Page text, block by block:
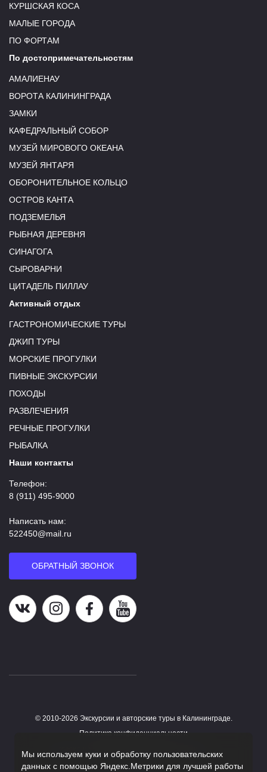
КУРШСКАЯ КОСА
МАЛЫЕ ГОРОДА
ПО ФОРТАМ
По достопримечательностям
АМАЛИЕНАУ
ВОРОТА КАЛИНИНГРАДА
ЗАМКИ
КАФЕДРАЛЬНЫЙ СОБОР
МУЗЕЙ МИРОВОГО ОКЕАНА
МУЗЕЙ ЯНТАРЯ
ОБОРОНИТЕЛЬНОЕ КОЛЬЦО
ОСТРОВ КАНТА
ПОДЗЕМЕЛЬЯ
РЫБНАЯ ДЕРЕВНЯ
СИНАГОГА
СЫРОВАРНИ
ЦИТАДЕЛЬ ПИЛЛАУ
Активный отдых
ГАСТРОНОМИЧЕСКИЕ ТУРЫ
ДЖИП ТУРЫ
МОРСКИЕ ПРОГУЛКИ
ПИВНЫЕ ЭКСКУРСИИ
ПОХОДЫ
РАЗВЛЕЧЕНИЯ
РЕЧНЫЕ ПРОГУЛКИ
РЫБАЛКА
Наши контакты
Телефон:
8 (911) 495-9000
Написать нам:
522450@mail.ru
ОБРАТНЫЙ ЗВОНОК
Наша группа в ВКНаша страница в Instagram
Наша группа в Facebook
Наш канал на YouTube
© 2010-2026 Экскурсии и авторские туры в Калининграде.
Политика конфиденциальности
Работает на HostCMS
Мы используем куки и обработку пользовательских
данных с помощью Яндекс.Метрики для лучшей работы